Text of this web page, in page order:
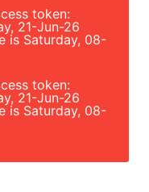
token:
21-Jun-26
is Saturday, 08-
token:
21-Jun-26
is Saturday, 08-